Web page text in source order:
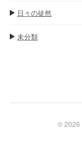
日々の徒然
未分類
© 2026